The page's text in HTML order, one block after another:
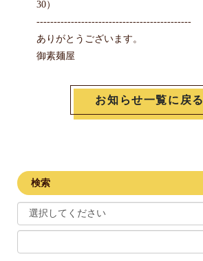
30）
---------------------------------------------
ありがとうございます。
御素麺屋
お知らせ一覧に戻る
検索